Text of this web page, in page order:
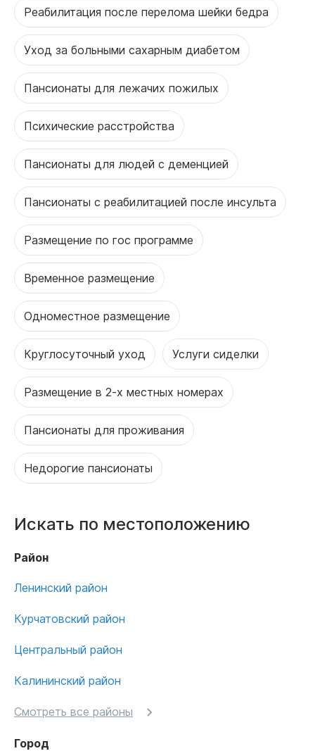
Реабилитация после перелома шейки бедра
Уход за больными сахарным диабетом
Пансионаты для лежачих пожилых
Психические расстройства
Пансионаты для людей с деменцией
Пансионаты с реабилитацией после инсульта
Размещение по гос программе
Временное размещение
Одноместное размещение
Круглосуточный уход Услуги сиделки
Размещение в 2-х местных номерах
Пансионаты для проживания
Недорогие пансионаты
Искать по местоположению
Район
Ленинский район
Курчатовский район
Центральный район
Калининский район
Смотреть все районы
Город